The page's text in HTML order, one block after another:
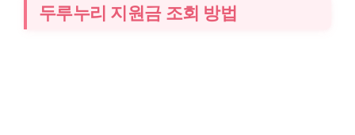
두루누리 지원금 조회 방법